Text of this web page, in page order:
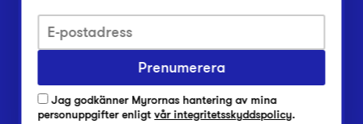
Integritetsskyddspolicy
Har du frågor om onlineköp, leverans eller retur?
Har du frågor om vår verksamhet?
Vanliga frågor om Myrorna
Prenumerera
Jag godkänner Myrornas hantering av mina
personuppgifter enligtvår integritetsskyddspolicy.